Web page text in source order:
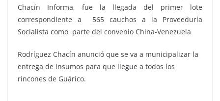
Chacín Informa, fue la llegada del primer lote
correspondiente a 565 cauchos a la Proveeduría
Socialista como parte del convenio China-Venezuela
Rodríguez Chacín anunció que se va a municipalizar la
entrega de insumos para que llegue a todos los
rincones de Guárico.